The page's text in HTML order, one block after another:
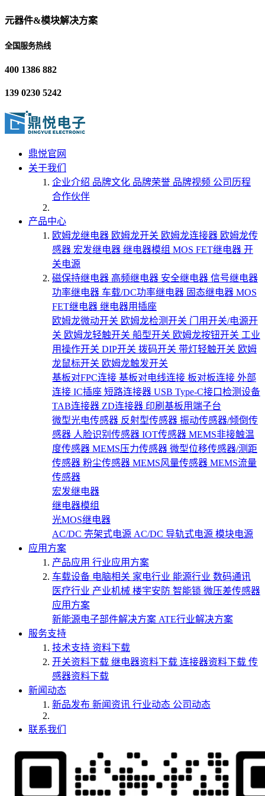
元器件&模块解决方案
全国服务热线
400 1386 882
139 0230 5242
鼎悦官网
关于我们
企业介绍 品牌文化 品牌荣誉 品牌视频 公司历程
合作伙伴
产品中心
欧姆龙继电器 欧姆龙开关 欧姆龙连接器 欧姆龙传
感器 宏发继电器 继电器模组 MOS FET继电器 开
关电源
磁保持继电器 高频继电器 安全继电器 信号继电器
功率继电器 车载/DC功率继电器 固态继电器 MOS
FET继电器 继电器用插座
欧姆龙微动开关 欧姆龙检测开关 门用开关/电源开
关 欧姆龙轻触开关 船型开关 欧姆龙按钮开关 工业
用操作开关 DIP开关 拨码开关 带灯轻触开关 欧姆
龙鼠标开关 欧姆龙触发开关
基板对FPC连接 基板对电线连接 板对板连接 外部
连接 IC插座 短路连接器 USB Type-C接口检测设备
TAB连接器 ZD连接器 印刷基板用端子台
微型光电传感器 反射型传感器 振动传感器/倾倒传
感器 人脸识别传感器 IOT传感器 MEMS非接触温
度传感器 MEMS压力传感器 微型位移传感器/测距
传感器 粉尘传感器 MEMS风量传感器 MEMS流量
传感器
宏发继电器
继电器模组
光MOS继电器
AC/DC 壳架式电源 AC/DC 导轨式电源 模块电源
应用方案
产品应用 行业应用方案
车载设备 电脑相关 家电行业 能源行业 数码通讯
医疗行业 产业机械 楼宇安防 智能锁 微压差传感器
应用方案
新能源电子部件解决方案 ATE行业解决方案
服务支持
技术支持 资料下载
开关资料下载 继电器资料下载 连接器资料下载 传
感器资料下载
新闻动态
新品发布 新闻资讯 行业动态 公司动态
联系我们